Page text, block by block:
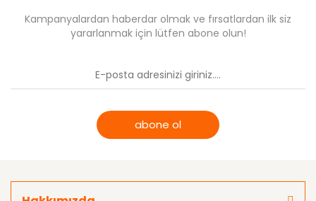
Kampanyalardan haberdar olmak ve fırsatlardan ilk siz
yararlanmak için lütfen abone olun!
abone ol